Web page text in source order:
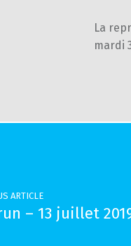
La
mardi
ARTICLE
– 13 juillet